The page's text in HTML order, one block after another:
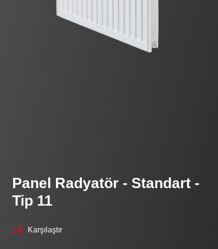
Panel Radyatör - Standart -
Tip 11
Karşılaştır